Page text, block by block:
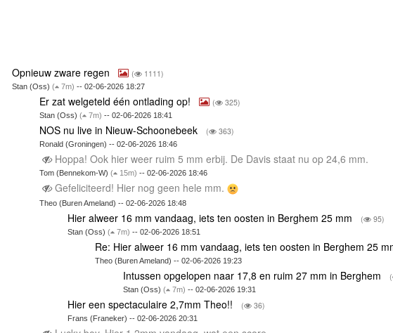
Opnieuw zware regen ( 1111)
Stan (Oss) ( 7m) -- 02-06-2026 18:27
Er zat welgeteld één ontlading op! ( 325)
Stan (Oss)( 7m) -- 02-06-2026 18:41
NOS nu live in Nieuw-Schoonebeek ( 363)
Ronald (Groningen) -- 02-06-2026 18:46
Hoppa! Ook hier weer ruim 5 mm erbij. De Davis staat nu op 24,6 mm.
Tom (Bennekom-W)( 15m) -- 02-06-2026 18:46
Gefeliciteerd! Hier nog geen hele mm.
Theo (Buren Ameland) -- 02-06-2026 18:48
Hier alweer 16 mm vandaag, iets ten oosten in Berghem 25 mm ( 95)
Stan (Oss) ( 7m) -- 02-06-2026 18:51
Re: Hier alweer 16 mm vandaag, iets ten oosten in Berghem 25
Theo (Buren Ameland) -- 02-06-2026 19:23
Intussen opgelopen naar 17,8 en ruim 27 mm in Berghem (
Stan (Oss) ( 7m) -- 02-06-2026 19:31
Hier een spectaculaire 2,7mm Theo!! ( 36)
Frans (Franeker) -- 02-06-2026 20:31